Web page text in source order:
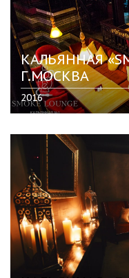
КАЛЬЯННАЯ
Г.МОСКВА
2016